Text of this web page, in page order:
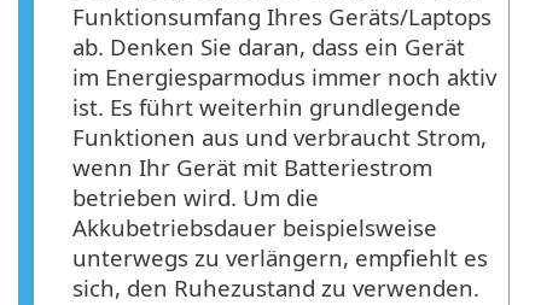
Funktionsumfang Ihres Geräts/Laptops
ab. Denken Sie daran, dass ein Gerät
im Energiesparmodus immer noch aktiv
ist. Es führt weiterhin grundlegende
Funktionen aus und verbraucht Strom,
wenn Ihr Gerät mit Batteriestrom
betrieben wird. Um die
Akkubetriebsdauer beispielsweise
unterwegs zu verlängern, empfiehlt es
sich, den Ruhezustand zu verwenden.